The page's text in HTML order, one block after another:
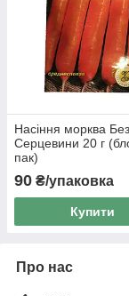
Насіння морква Без
Серцевини 20 г
пак)
90 ₴/упаковка
Купити
Про нас